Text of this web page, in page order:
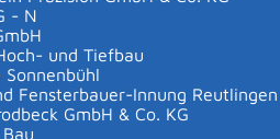
- N
und Tiefbau
Sonnenbühl
Fensterbauer-Innung Reutlingen
GmbH & Co. KG
Info und Downloads